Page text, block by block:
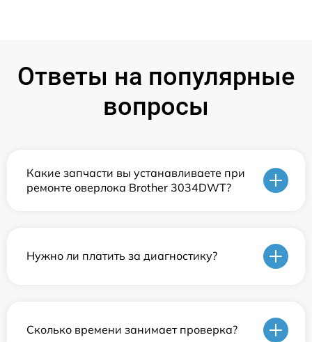
Ответы на популярные
вопросы
Какие запчасти вы устанавливаете при
ремонте оверлока Brother 3034DWT?
Нужно ли платить за диагностику?
Сколько времени занимает проверка?